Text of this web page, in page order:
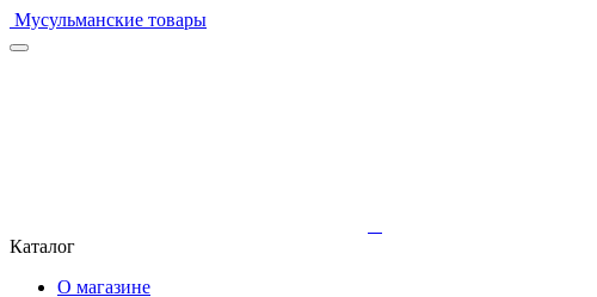
Мусульманские товары
Каталог
О магазине